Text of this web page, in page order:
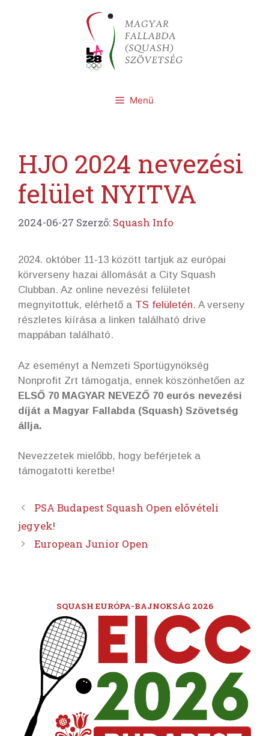
Menü
HJO 2024 nevezési
felület NYITVA
2024-06-27 Szerző: Squash Info
2024. október 11-13 között tartjuk az európai
körverseny hazai állomását a City Squash
Clubban. Az online nevezési felületet
megnyitottuk, elérhető a TS felületén. A verseny
részletes kiírása a linken található drive
mappában található.
Az eseményt a Nemzeti Sportügynökség
Nonprofit Zrt támogatja, ennek köszönhetően az
ELSŐ 70 MAGYAR NEVEZŐ 70 eurós nevezési
díját a Magyar Fallabda (Squash) Szövetség
állja.
Nevezzetek mielőbb, hogy beférjetek a
támogatotti keretbe!
PSA Budapest Squash Open elővételi
jegyek!
European Junior Open
SQUASH EURÓPA-BAJNOKSÁG 2026